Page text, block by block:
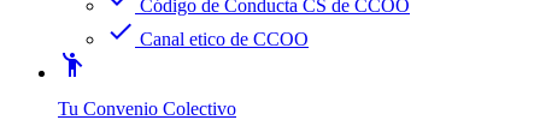
Código de Conducta CS de CCOO
check Canal etico de CCOO
emoji_people
Tu Convenio Colectivo